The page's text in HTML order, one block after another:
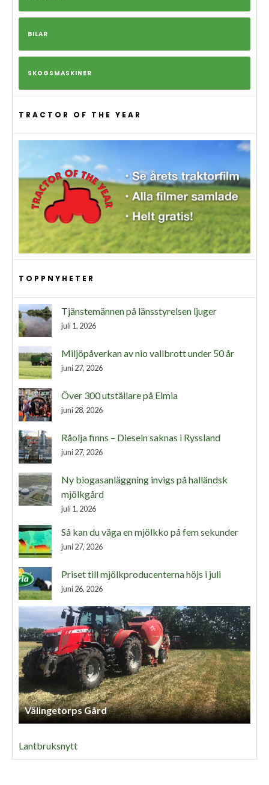
BILAR
SKOGSMASKINER
TRACTOR OF THE YEAR
TOPPNYHETER
Tjänstemännen på länsstyrelsen ljuger
juli 1, 2026
Miljöpåverkan av nio vallbrott under 50 år
juni 27, 2026
Över 300 utställare på Elmia
juni 28, 2026
Råolja finns – Dieseln saknas i Ryssland
juni 27, 2026
Ny biogasanläggning invigs på halländsk
mjölkgård
juli 1, 2026
Så kan du väga en mjölkko på fem sekunder
juni 27, 2026
Priset till mjölkproducenterna höjs i juli
juni 26, 2026
Välingetorps Gård